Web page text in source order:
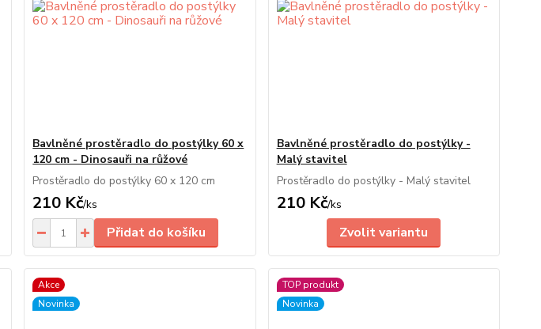
Bavlněné prostěradlo do postýlky 60 x
120 cm - Dinosauři na růžové
Prostěradlo do postýlky 60 x 120 cm
210 Kč/ks
Přidat do košíku
Bavlněné prostěradlo do postýlky -
Malý stavitel
Prostěradlo do postýlky - Malý stavitel
210 Kč/ks
Zvolit variantu
Akce
Novinka
TOP produkt
Novinka